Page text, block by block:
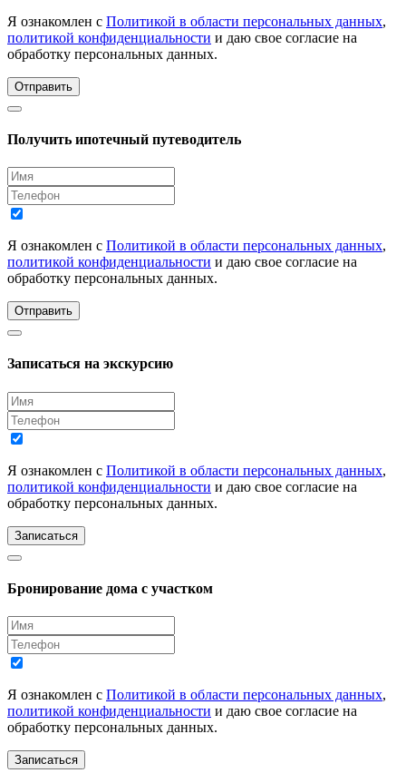
Я ознакомлен с Политикой в области персональных данных,
политикой конфиденциальности и даю свое согласие на
обработку персональных данных.
Отправить
Получить ипотечный путеводитель
Я ознакомлен с Политикой в области персональных данных,
политикой конфиденциальности и даю свое согласие на
обработку персональных данных.
Отправить
Записаться на экскурсию
Я ознакомлен с Политикой в области персональных данных,
политикой конфиденциальности и даю свое согласие на
обработку персональных данных.
Записаться
Бронирование дома с участком
Я ознакомлен с Политикой в области персональных данных,
политикой конфиденциальности и даю свое согласие на
обработку персональных данных.
Записаться